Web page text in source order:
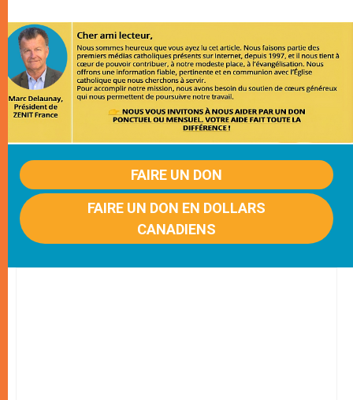
FAIRE UN DON
FAIRE UN DON EN DOLLARS
CANADIENS